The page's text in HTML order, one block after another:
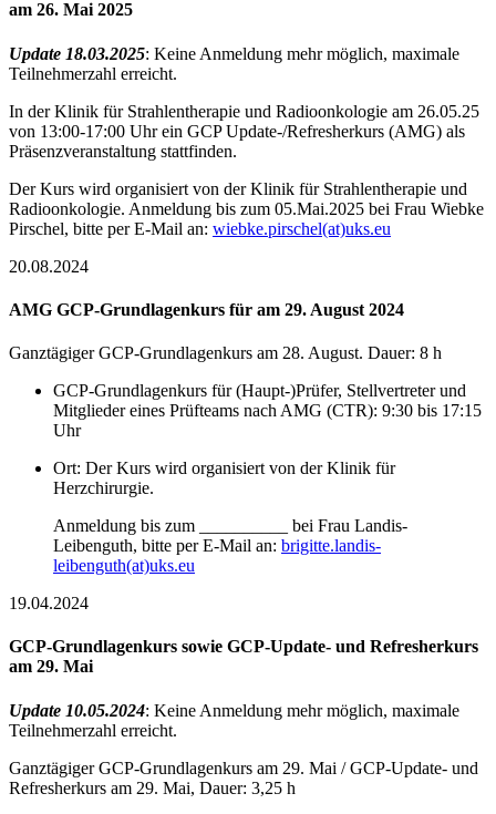
am 26. Mai 2025
Update 18.03.2025: Keine Anmeldung mehr möglich, maximale
Teilnehmerzahl erreicht.
In der Klinik für Strahlentherapie und Radioonkologie am 26.05.25
von 13:00-17:00 Uhr ein GCP Update-/Refresherkurs (AMG) als
Präsenzveranstaltung stattfinden.
Der Kurs wird organisiert von der Klinik für Strahlentherapie und
Radioonkologie. Anmeldung bis zum 05.Mai.2025 bei Frau Wiebke
Pirschel, bitte per E-Mail an: wiebke.pirschel(at)uks.eu
20.08.2024
AMG GCP-Grundlagenkurs für am 29. August 2024
Ganztägiger GCP-Grundlagenkurs am 28. August. Dauer: 8 h
GCP-Grundlagenkurs für (Haupt-)Prüfer, Stellvertreter und
Mitglieder eines Prüfteams nach AMG (CTR): 9:30 bis 17:15
Uhr
Ort: Der Kurs wird organisiert von der Klinik für
Herzchirurgie.
Anmeldung bis zum __________ bei Frau Landis-
Leibenguth, bitte per E-Mail an: brigitte.landis-
leibenguth(at)uks.eu
19.04.2024
GCP-Grundlagenkurs sowie GCP-Update- und Refresherkurs
am 29. Mai
Update 10.05.2024: Keine Anmeldung mehr möglich, maximale
Teilnehmerzahl erreicht.
Ganztägiger GCP-Grundlagenkurs am 29. Mai / GCP-Update- und
Refresherkurs am 29. Mai, Dauer: 3,25 h